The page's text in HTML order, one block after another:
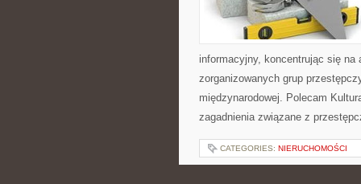
informacyjny, koncentrując się na
zorganizowanych grup
międzynarodowej. Polecam
zagadnienia związane z
CATEGORIES: NIERUCHOMOŚCI